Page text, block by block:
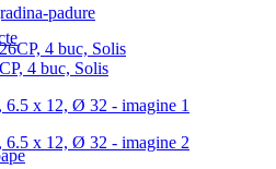
padure
4 buc, Solis